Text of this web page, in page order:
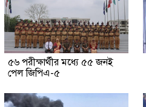
৫৬ পরীক্ষার্থীর মধ্যে ৫৫ জনই
পেল জিপিএ-৫